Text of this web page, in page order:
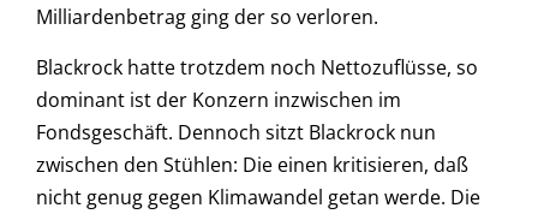
Milliardenbetrag ging der so verloren.
Blackrock hatte trotzdem noch Nettozuflüsse, so
dominant ist der Konzern inzwischen im
Fondsgeschäft. Dennoch sitzt Blackrock nun
zwischen den Stühlen: Die einen kritisieren, daß
nicht genug gegen Klimawandel getan werde. Die